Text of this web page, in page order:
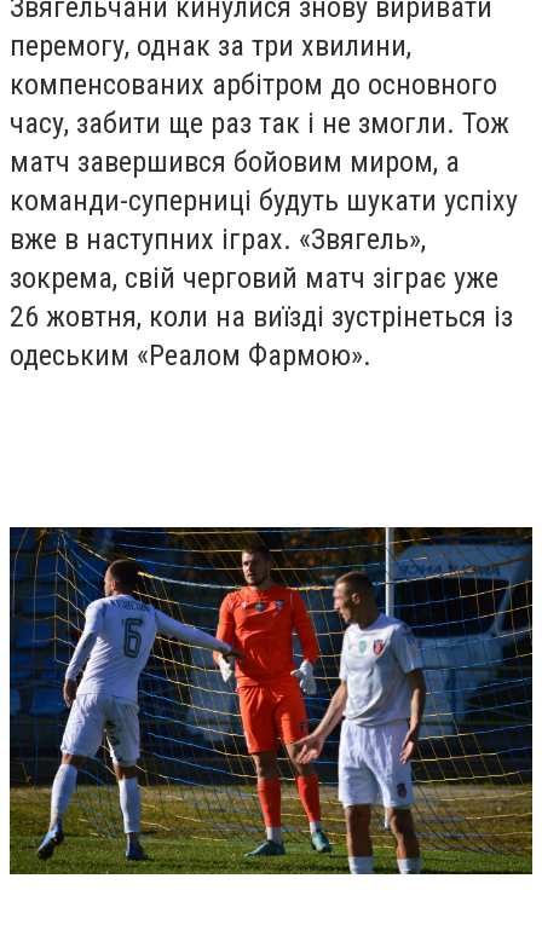
Звягельчани кинулися знову виривати
перемогу, однак за три хвилини,
компенсованих арбітром до основного
часу, забити ще раз так і не змогли. Тож
матч завершився бойовим миром, а
команди-суперниці будуть шукати успіху
вже в наступних іграх. «Звягель»,
зокрема, свій черговий матч зіграє уже
26 жовтня, коли на виїзді зустрінеться із
одеським «Реалом Фармою».